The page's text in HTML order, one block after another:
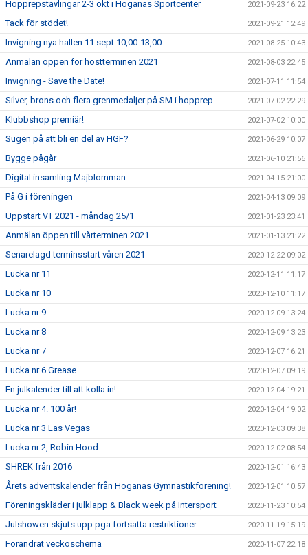
Hopprepstävlingar 2-3 okt i Höganäs Sportcenter 2021-09-23 16:22
Tack för stödet! 2021-09-21 12:49
Invigning nya hallen 11 sept 10,00-13,00 2021-08-25 10:43
Anmälan öppen för höstterminen 2021 2021-08-03 22:45
Invigning - Save the Date! 2021-07-11 11:54
Silver, brons och flera grenmedaljer på SM i hopprep 2021-07-02 22:29
Klubbshop premiär! 2021-07-02 10:00
Sugen på att bli en del av HGF? 2021-06-29 10:07
Bygge pågår 2021-06-10 21:56
Digital insamling Majblomman 2021-04-15 21:00
På G i föreningen 2021-04-13 09:09
Uppstart VT 2021 - måndag 25/1 2021-01-23 23:41
Anmälan öppen till vårterminen 2021 2021-01-13 21:22
Senarelagd terminsstart våren 2021 2020-12-22 09:02
Lucka nr 11 2020-12-11 11:17
Lucka nr 10 2020-12-10 11:17
Lucka nr 9 2020-12-09 13:24
Lucka nr 8 2020-12-09 13:23
Lucka nr 7 2020-12-07 16:21
Lucka nr 6 Grease 2020-12-07 09:19
En julkalender till att kolla in! 2020-12-04 19:21
Lucka nr 4. 100 år! 2020-12-04 19:02
Lucka nr 3 Las Vegas 2020-12-03 09:38
Lucka nr 2, Robin Hood 2020-12-02 08:54
SHREK från 2016 2020-12-01 16:43
Årets adventskalender från Höganäs Gymnastikförening! 2020-12-01 10:57
Föreningskläder i julklapp & Black week på Intersport 2020-11-23 10:54
Julshowen skjuts upp pga fortsatta restriktioner 2020-11-19 15:19
Förändrat veckoschema 2020-11-07 22:18